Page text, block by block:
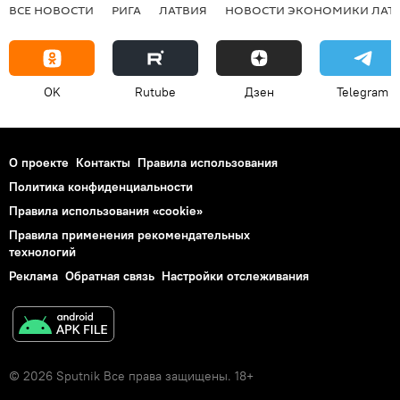
ВСЕ НОВОСТИ РИГА ЛАТВИЯ НОВОСТИ ЭКОНОМИКИ
OK Rutube Дзен Telegram
О проекте Контакты Правила использования
Политика конфиденциальности
Правила использования «cookie»
Правила применения рекомендательных
технологий
Реклама Обратная связь Настройки отслеживания
© 2026 Sputnik Все права защищены. 18+